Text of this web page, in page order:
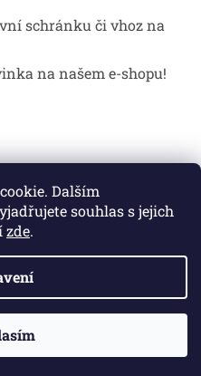
Dalším
souhlas s jejich
zde.
schránku či vhoz na
na našem e-shopu!
Interiéry Dveře
Shoptet
práva vyhrazena.